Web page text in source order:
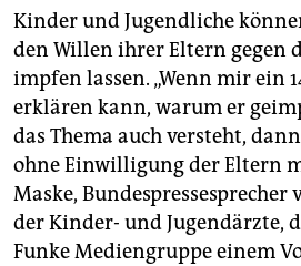
Kinder und Jugendliche
den Willen ihrer Eltern gegen
impfen lassen. „Wenn mir ein
erklären kann, warum er
das Thema auch versteht,
ohne Einwilligung der Eltern
Maske, Bundespressesprecher
der Kinder- und Jugendärzte,
Funke Mediengruppe einem